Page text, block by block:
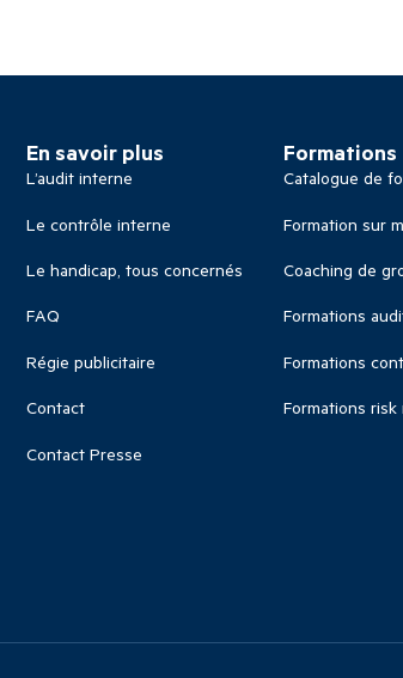
En savoir plus
L’audit interne
Le contrôle interne
Le handicap, tous concernés
FAQ
Régie publicitaire
Contact
Contact Presse
Formations
Catalogue de
Formation sur
Coaching de
Formations
Formations
Formations risk